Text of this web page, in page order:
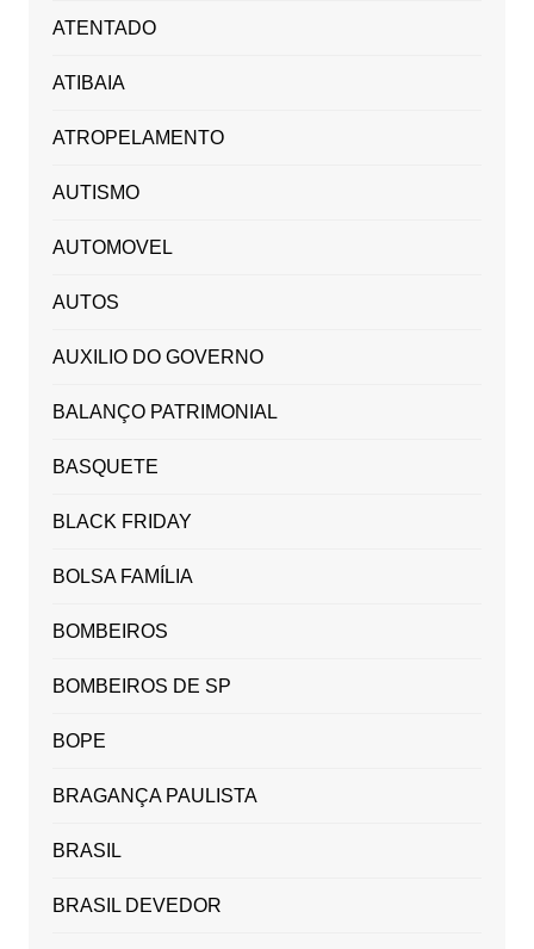
ATENTADO
ATIBAIA
ATROPELAMENTO
AUTISMO
AUTOMOVEL
AUTOS
AUXILIO DO GOVERNO
BALANÇO PATRIMONIAL
BASQUETE
BLACK FRIDAY
BOLSA FAMÍLIA
BOMBEIROS
BOMBEIROS DE SP
BOPE
BRAGANÇA PAULISTA
BRASIL
BRASIL DEVEDOR